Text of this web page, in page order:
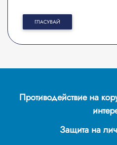
ГЛАСУВАЙ
Противодействие на
Защита на